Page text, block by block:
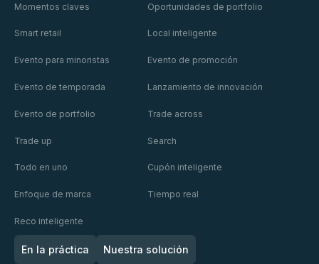
Momentos claves Oportunidades de portfolio
Smart retail Local inteligente
Evento para minoristas Evento de promoción
Evento de temporada Lanzamiento de innovación
Evento de portfolio Trade across
Trade up Search
Todo en uno Cupón inteligente
Enfoque de marca Tiempo real
Reco inteligente
En la práctica Nuestra solución